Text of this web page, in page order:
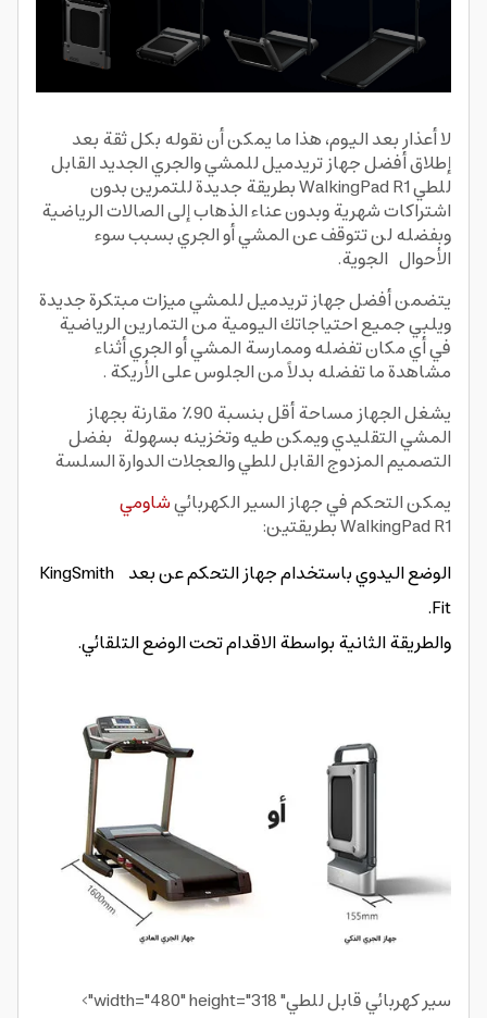
لا أعذار بعد اليوم، هذا ما يمكن أن نقوله بكل ثقة بعد
إطلاق أفضل جهاز تريدميل للمشي والجري الجديد القابل
للطي WalkingPad R1 بطريقة جديدة للتمرين بدون
اشتراكات شهرية وبدون عناء الذهاب إلى الصالات الرياضية
وبفضله لن تتوقف عن المشي أو الجري بسبب سوء
الأحوال الجوية.
يتضمن أفضل جهاز تريدميل للمشي ميزات مبتكرة جديدة
ويلبي جميع احتياجاتك اليومية من التمارين الرياضية
في أي مكان تفضله وممارسة المشي أو الجري أثناء
مشاهدة ما تفضله بدلاً من الجلوس على الأريكة .
يشغل الجهاز مساحة أقل بنسبة 90٪ مقارنة بجهاز
المشي التقليدي ويمكن طيه وتخزينه بسهولة بفضل
التصميم المزدوج القابل للطي والعجلات الدوارة السلسة
يمكن التحكم في جهاز السير الكهربائيشاومي
WalkingPad R1 بطريقتين:
الوضع اليدوي باستخدام جهاز التحكم عن بعد KingSmith
Fit.
والطريقة الثانية بواسطة الاقدام تحت الوضع التلقائي.
سير كهربائي قابل للطي" width="480" height="318">